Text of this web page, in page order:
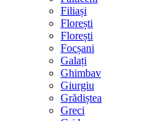
Filiași
Florești
Florești
Focșani
Galați
Ghimbav
Giurgiu
Grădiștea
Greci